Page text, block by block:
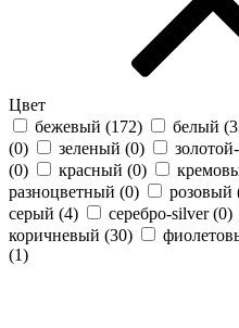
Цвет
бежевый (172) белый (
(0) зеленый (0)
(0) красный (0)
разноцветный (0) розовый
серый (4) серебро-silver (0)
коричневый (30)
(1)